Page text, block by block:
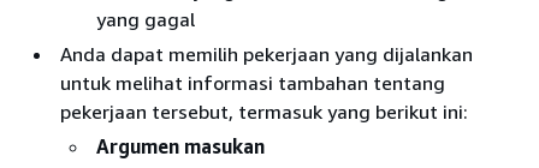
yang gagal
Anda dapat memilih pekerjaan yang dijalankan
untuk melihat informasi tambahan tentang
pekerjaan tersebut, termasuk yang berikut ini:
Argumen masukan